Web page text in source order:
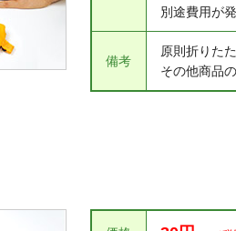
別途費用が
備考
原則折りた
その他商品